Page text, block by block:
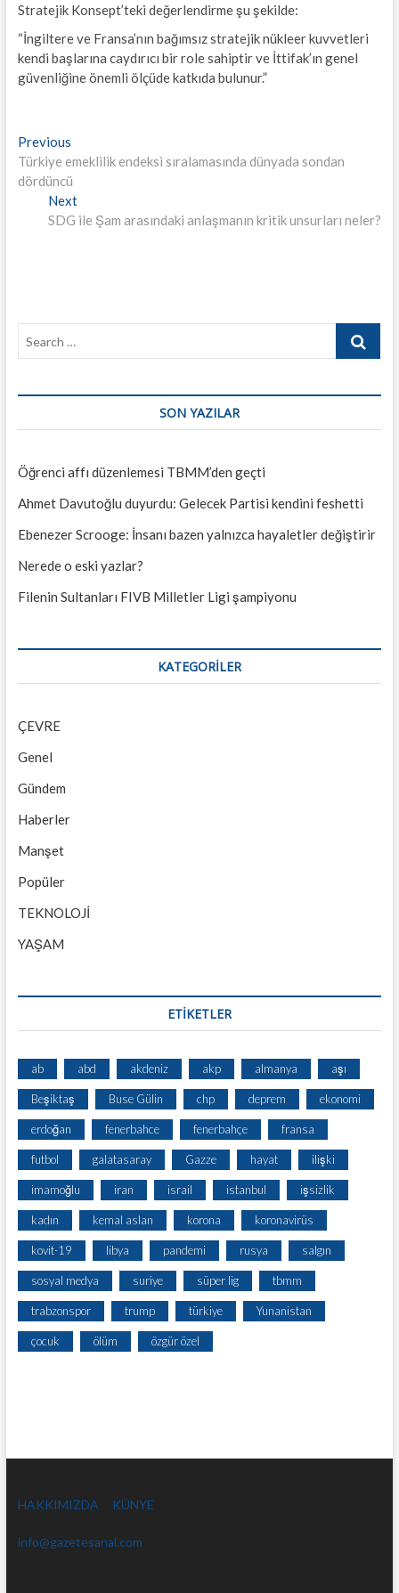
Stratejik Konsept’teki değerlendirme şu şekilde:
“İngiltere ve Fransa’nın bağımsız stratejik nükleer kuvvetleri
kendi başlarına caydırıcı bir role sahiptir ve İttifak’ın genel
güvenliğine önemli ölçüde katkıda bulunur.”
Yazı
gezinmesi
PreviousPrevious
post:
Türkiye emeklilik endeksi sıralamasında dünyada sondan
dördüncü
NextNext
post:
SDG ile Şam arasındaki anlaşmanın kritik unsurları neler?
Search
SON YAZILAR
Öğrenci affı düzenlemesi TBMM’den geçti
Ahmet Davutoğlu duyurdu: Gelecek Partisi kendini feshetti
Ebenezer Scrooge: İnsanı bazen yalnızca hayaletler değiştirir
Nerede o eski yazlar?
Filenin Sultanları FIVB Milletler Ligi şampiyonu
KATEGORILER
ÇEVRE
Genel
Gündem
Haberler
Manşet
Popüler
TEKNOLOJİ
YAŞAM
ETİKETLER
ab abd akdeniz akp almanya aşı
Beşiktaş Buse Gülin chp deprem ekonomi
erdoğan fenerbahce fenerbahçe fransa
futbol galatasaray Gazze hayat ilişki
imamoğlu iran israil istanbul işsizlik
kadın kemal aslan korona koronavirüs
kovit-19 libya pandemi rusya salgın
sosyal medya suriye süper lig tbmm
trabzonspor trump türkiye Yunanistan
çocuk ölüm özgür özel
HAKKIMIZDA KÜNYE
info@gazetesanal.com